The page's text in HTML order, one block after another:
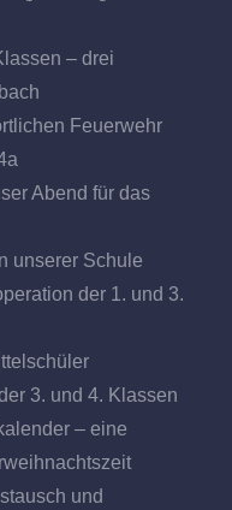
– drei
Feuerwehr
Abend für das
unserer Schule
der 1. und 3.
3. und 4. Klassen
– eine
und